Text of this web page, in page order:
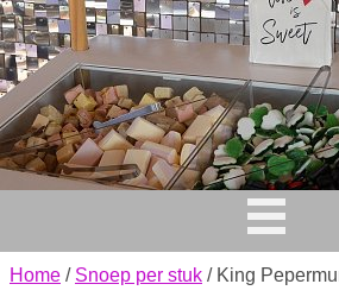
Home / Snoep per stuk / King